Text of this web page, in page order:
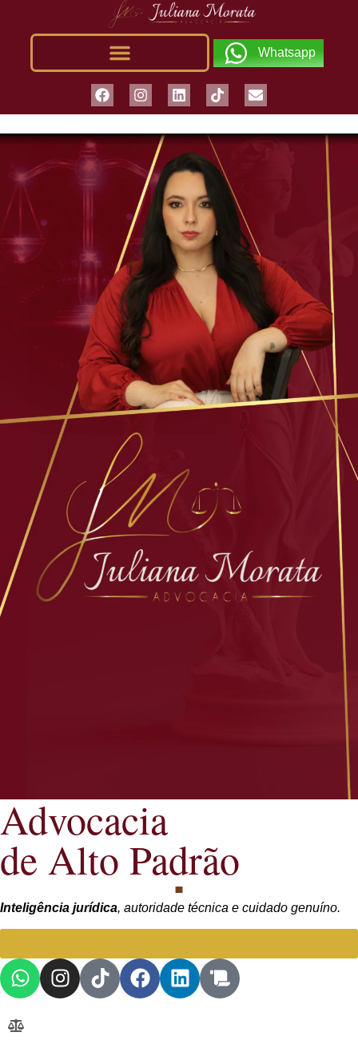
Whatsapp
Advocacia
de Alto Padrão
Inteligência jurídica, autoridade técnica e cuidado genuíno.